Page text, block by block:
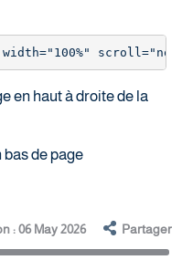
en haut à droite de la
de page
: 06 May 2026 Partager